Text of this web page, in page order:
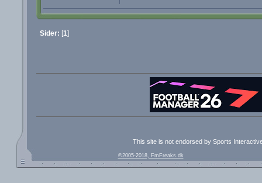
Sider: [1]
This site is not endorsed by Sports
©2005-2018, FmFreaks.dk